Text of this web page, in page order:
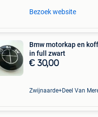
Bezoek website
Bmw motorkap en
in full zwart
€ 30,00